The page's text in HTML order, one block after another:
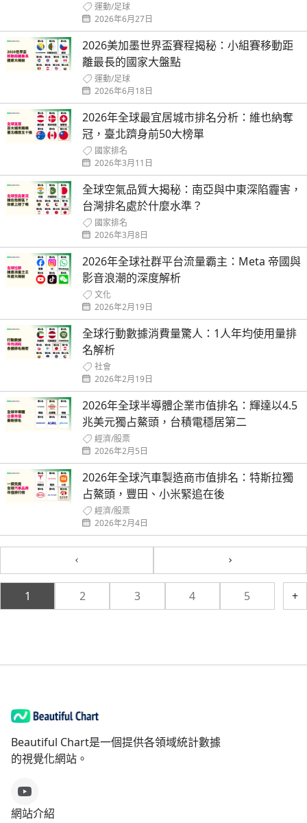
運動/足球
2026年6月27日
2026美加墨世界盃賽程揭秘：小組賽移動距
離最長的國家大盤點
運動/足球
2026年6月18日
2026年全球最宜居城市排名分析：維也納奪
冠，臺北躋身前50大榜單
國家排名
2026年3月11日
全球空氣品質大揭秘：南亞與中東深陷霾害，
台灣排名處於什麼水準？
國家排名
2026年3月8日
2026年全球社群平台流量霸主：Meta 帝國與
影音浪潮的深度解析
文化
2026年2月19日
全球行動數據消費量驚人：1人年均使用量排
名解析
社會
2026年2月19日
2026年全球半導體企業市值排名：輝達以4.5
兆美元獨占鰲頭，台積電穩居第二
經濟/股票
2026年2月5日
2026年全球汽車製造商市值排名：特斯拉獨
占鰲頭，豐田、小米緊追在後
經濟/股票
2026年2月4日
Previous
Next
1
2 3 4 5 +
Beautiful Chart是一個提供各領域統計數據
的視覺化網站。
網站介紹